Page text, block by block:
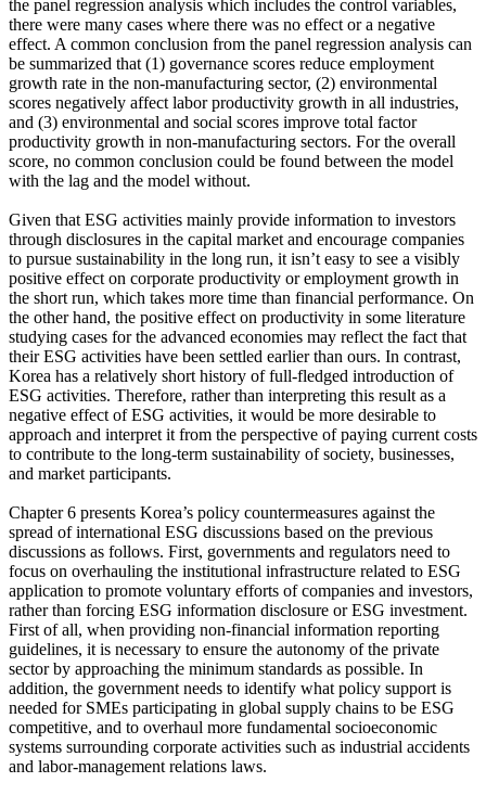
the panel regression analysis which includes the control variables,
there were many cases where there was no effect or a negative
effect. A common conclusion from the panel regression analysis can
be summarized that (1) governance scores reduce employment
growth rate in the non-manufacturing sector, (2) environmental
scores negatively affect labor productivity growth in all industries,
and (3) environmental and social scores improve total factor
productivity growth in non-manufacturing sectors. For the overall
score, no common conclusion could be found between the model
with the lag and the model without.
Given that ESG activities mainly provide information to investors
through disclosures in the capital market and encourage companies
to pursue sustainability in the long run, it isn’t easy to see a visibly
positive effect on corporate productivity or employment growth in
the short run, which takes more time than financial performance. On
the other hand, the positive effect on productivity in some literature
studying cases for the advanced economies may reflect the fact that
their ESG activities have been settled earlier than ours. In contrast,
Korea has a relatively short history of full-fledged introduction of
ESG activities. Therefore, rather than interpreting this result as a
negative effect of ESG activities, it would be more desirable to
approach and interpret it from the perspective of paying current costs
to contribute to the long-term sustainability of society, businesses,
and market participants.
Chapter 6 presents Korea’s policy countermeasures against the
spread of international ESG discussions based on the previous
discussions as follows. First, governments and regulators need to
focus on overhauling the institutional infrastructure related to ESG
application to promote voluntary efforts of companies and investors,
rather than forcing ESG information disclosure or ESG investment.
First of all, when providing non-financial information reporting
guidelines, it is necessary to ensure the autonomy of the private
sector by approaching the minimum standards as possible. In
addition, the government needs to identify what policy support is
needed for SMEs participating in global supply chains to be ESG
competitive, and to overhaul more fundamental socioeconomic
systems surrounding corporate activities such as industrial accidents
and labor-management relations laws.